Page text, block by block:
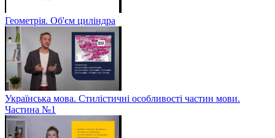
Геометрія. Об'єм циліндра
Українська мова. Стилістичні особливості частин мови.
Частина №1